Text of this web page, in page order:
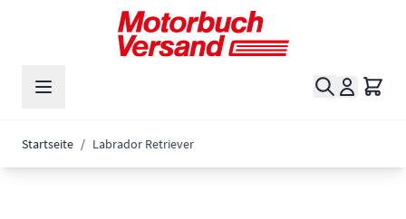
Zum Inhalt springen
Suche
Startseite / Labrador Retriever